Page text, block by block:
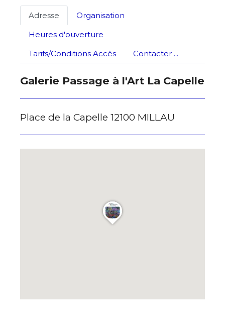
* Champ obligatoire
Adresse
Organisation
Heures d'ouverture
Tarifs/Conditions Accès
Contacter ...
Galerie Passage à l'Art La Capelle
Place de la Capelle 12100 MILLAU